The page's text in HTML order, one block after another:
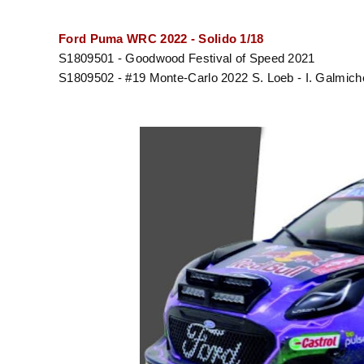
Ford Puma WRC 2022 - Solido 1/18
S1809501 -Goodwood Festival of Speed 2021
S1809502 - #19 Monte-Carlo 2022 S. Loeb - I.